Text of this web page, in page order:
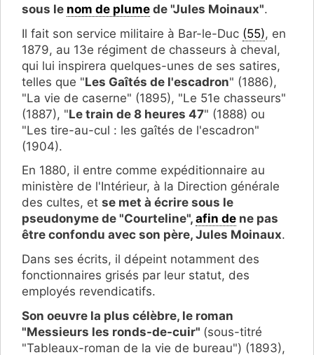
sous le nom de plume de "Jules Moinaux".
Il fait son service militaire à Bar-le-Duc (55), en
1879, au 13e régiment de chasseurs à cheval,
qui lui inspirera quelques-unes de ses satires,
telles que "Les Gaîtés de l'escadron" (1886),
"La vie de caserne" (1895), "Le 51e chasseurs"
(1887), "Le train de 8 heures 47" (1888) ou
"Les tire-au-cul : les gaîtés de l'escadron"
(1904).
En 1880, il entre comme expéditionnaire au
ministère de l'Intérieur, à la Direction générale
des cultes, et se met à écrire sous le
pseudonyme de "Courteline", afin de ne pas
être confondu avec son père, Jules Moinaux.
Dans ses écrits, il dépeint notamment des
fonctionnaires grisés par leur statut, des
employés revendicatifs.
Son oeuvre la plus célèbre, le roman
"Messieurs les ronds-de-cuir" (sous-titré
"Tableaux-roman de la vie de bureau") (1893),